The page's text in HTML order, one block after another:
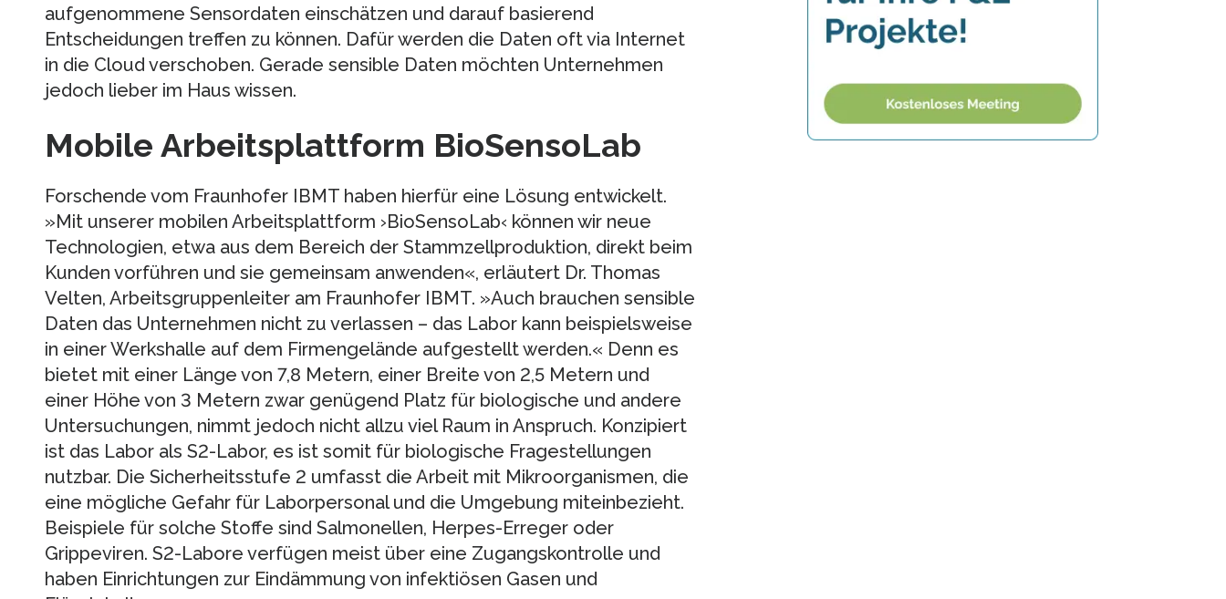
aufgenommene Sensordaten einschätzen und darauf basierend
Entscheidungen treffen zu können. Dafür werden die Daten oft via Internet
in die Cloud verschoben. Gerade sensible Daten möchten Unternehmen
jedoch lieber im Haus wissen.
Mobile Arbeitsplattform BioSensoLab
Forschende vom Fraunhofer IBMT haben hierfür eine Lösung entwickelt.
»Mit unserer mobilen Arbeitsplattform ›BioSensoLab‹ können wir neue
Technologien, etwa aus dem Bereich der Stammzellproduktion, direkt beim
Kunden vorführen und sie gemeinsam anwenden«, erläutert Dr. Thomas
Velten, Arbeitsgruppenleiter am Fraunhofer IBMT. »Auch brauchen sensible
Daten das Unternehmen nicht zu verlassen – das Labor kann beispielsweise
in einer Werkshalle auf dem Firmengelände aufgestellt werden.« Denn es
bietet mit einer Länge von 7,8 Metern, einer Breite von 2,5 Metern und
einer Höhe von 3 Metern zwar genügend Platz für biologische und andere
Untersuchungen, nimmt jedoch nicht allzu viel Raum in Anspruch. Konzipiert
ist das Labor als S2-Labor, es ist somit für biologische Fragestellungen
nutzbar. Die Sicherheitsstufe 2 umfasst die Arbeit mit Mikroorganismen, die
eine mögliche Gefahr für Laborpersonal und die Umgebung miteinbezieht.
Beispiele für solche Stoffe sind Salmonellen, Herpes-Erreger oder
Grippeviren. S2-Labore verfügen meist über eine Zugangskontrolle und
haben Einrichtungen zur Eindämmung von infektiösen Gasen und